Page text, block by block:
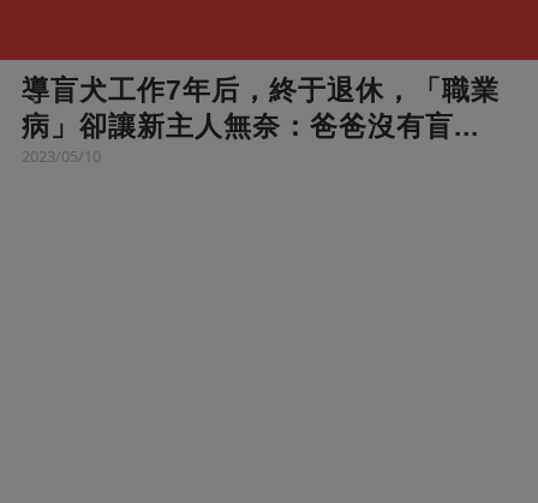
導盲犬工作7年后，終于退休，「職業
病」卻讓新主人無奈：爸爸沒有盲...
2023/05/10